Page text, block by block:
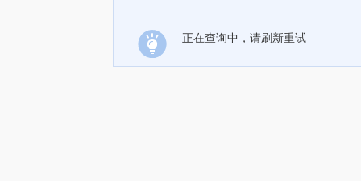
正在查询中，请刷新重试